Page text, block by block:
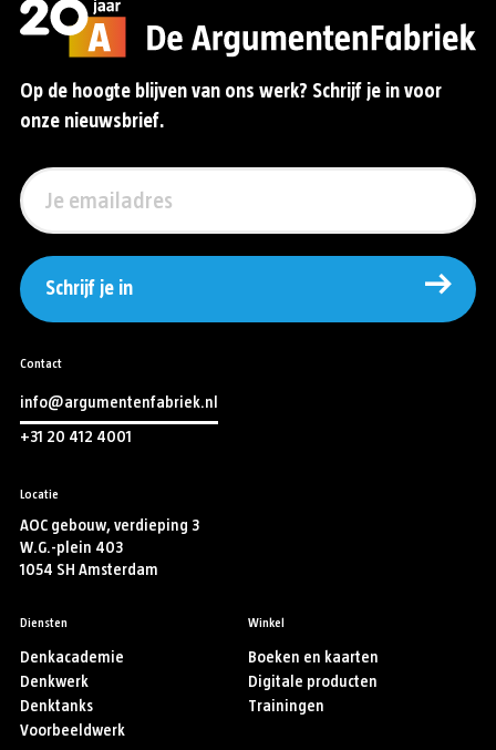
Op de hoogte blijven van ons werk? Schrijf je in voor
onze nieuwsbrief.
Schrijf je in
Contact
info@argumentenfabriek.nl
+31 20 412 4001
Locatie
AOC gebouw, verdieping 3
W.G.-plein 403
1054 SH Amsterdam
Diensten
Denkacademie
Denkwerk
Denktanks
Voorbeeldwerk
Winkel
Boeken en kaarten
Digitale producten
Trainingen